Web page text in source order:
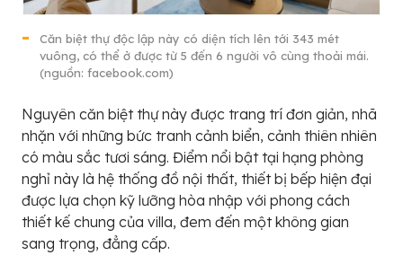
Căn biệt thự độc lập này có diện tích lên tới 343 mét
vuông, có thể ở được từ 5 đến 6 người vô cùng thoải mái.
(nguồn: facebook.com)
Nguyên căn biệt thự này được trang trí đơn giản, nhã
nhặn với những bức tranh cảnh biển, cảnh thiên nhiên
có màu sắc tươi sáng. Điểm nổi bật tại hạng phòng
nghỉ này là hệ thống đồ nội thất, thiết bị bếp hiện đại
được lựa chọn kỹ lưỡng hòa nhập với phong cách
thiết kế chung của villa, đem đến một không gian
sang trọng, đẳng cấp.